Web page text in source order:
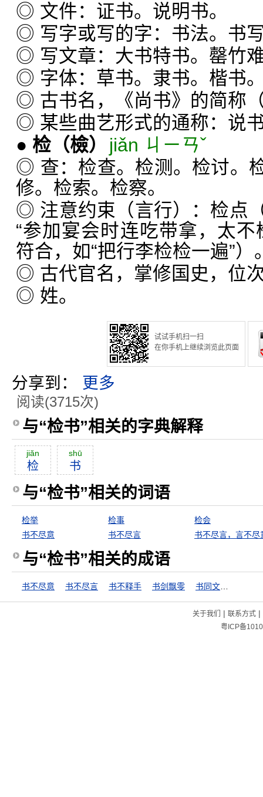
◎ 文件：证书。说明书。
◎ 写字或写的字：书法。书
◎ 写文章：大书特书。罄竹
◎ 字体：草书。隶书。楷书
◎ 古书名，《尚书》的简称
◎ 某些曲艺形式的通称：说
● 检 （檢）
jiǎn ㄐㄧㄢˇ
◎ 查：检查。检测。检讨。
修。检索。检察。
◎ 注意约束（言行）：检点
“参加宴会时连吃带拿，太
符合，如“把行李检检一遍”）
◎ 古代官名，掌修国史，位
◎ 姓。
试试手机扫一扫
在你手机上继续浏览此页面
分享到： 更多
阅读(3715次)
与“检书”相关的字典解释
jiăn
检
shū
书
与“检书”相关的词语
检举 检事
检会
书不尽意
书不尽言 书不尽言，言不尽
与“检书”相关的成语
书不尽意 书不尽言 书不释手 书剑飘零
关于我们 | 联系方式|
粤ICP备